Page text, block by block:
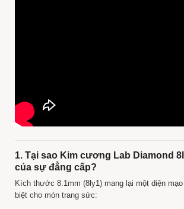
1. Tại sao Kim cương Lab Diamond
của sự đẳng cấp?
Kích thước 8.1mm (8ly1) mang lại một diện
biệt cho món trang sức: